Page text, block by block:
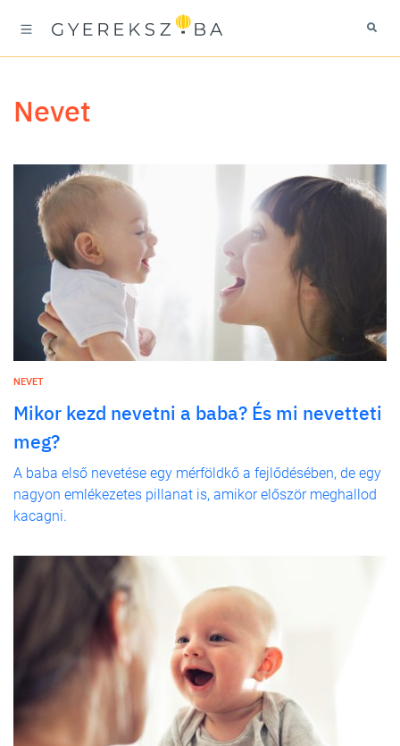
nevet
NEVET
Mikor kezd nevetni a baba? És mi nevetteti
meg?
A baba első nevetése egy mérföldkő a fejlődésében, de egy
nagyon emlékezetes pillanat is, amikor először meghallod
kacagni.